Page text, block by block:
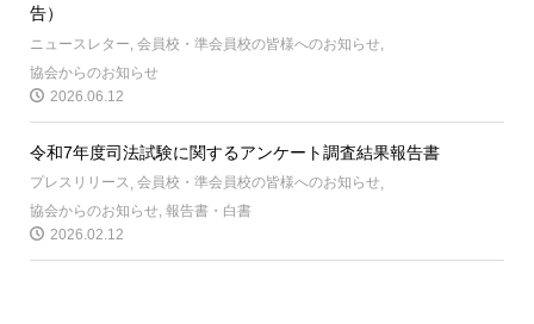
告）
ニュースレター, 会員校・準会員校の皆様へのお知らせ,
協会からのお知らせ
2026.06.12
令和7年度司法試験に関するアンケート調査結果報告書
プレスリリース 会員校・準会員校の皆様へのお知らせ
協会からのお知らせ, 報告書・白書
2026.02.12